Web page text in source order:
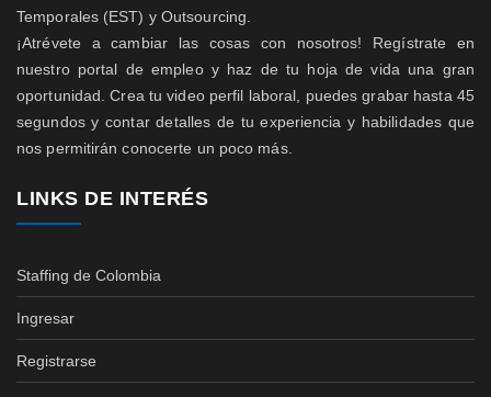
Temporales (EST) y Outsourcing.
¡Atrévete a cambiar las cosas con nosotros! Regístrate en
nuestro portal de empleo y haz de tu hoja de vida una gran
oportunidad. Crea tu video perfil laboral, puedes grabar hasta 45
segundos y contar detalles de tu experiencia y habilidades que
nos permitirán conocerte un poco más.
LINKS DE INTERÉS
Staffing de Colombia
Ingresar
Registrarse